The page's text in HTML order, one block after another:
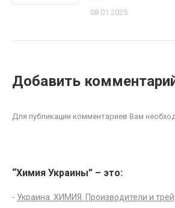
08.01.2025
Добавить
Для публикации комментариев Вам
“Химия Украины” – это:
- Украина. ХИМИЯ. Производители и